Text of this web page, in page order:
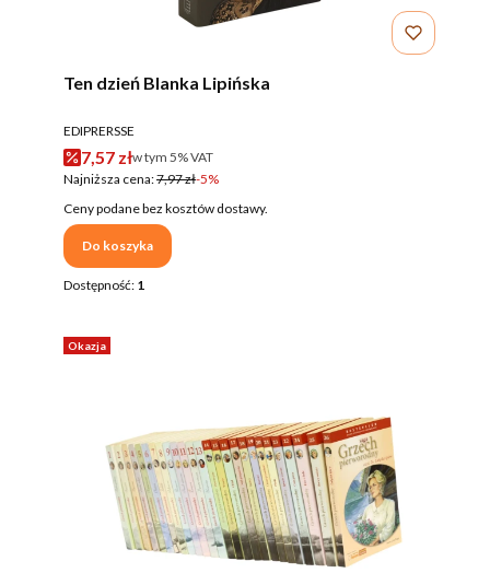
Ten dzień Blanka Lipińska
PRODUCENT
EDIPRERSSE
Cena promocyjna brutto
7,57 złw tym %s VAT
w tym 5%VAT
Najniższa cena:7,97 zł-5%
Ceny podane bez kosztów dostawy.
Do koszyka
Dostępność: 1
Okazja